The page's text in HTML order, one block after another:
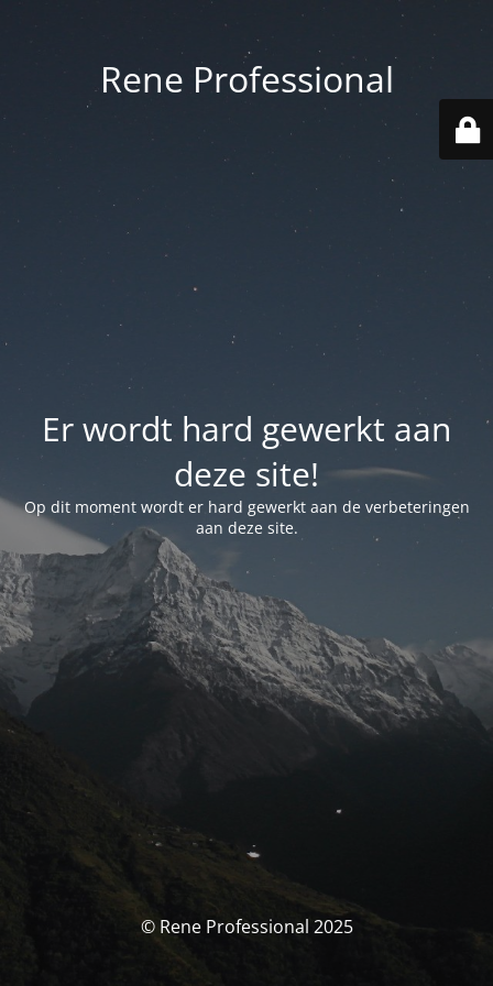
Rene Professional
Er wordt hard gewerkt aan
deze site!
Op dit moment wordt er hard gewerkt aan de verbeteringen
aan deze site.
© Rene Professional 2025